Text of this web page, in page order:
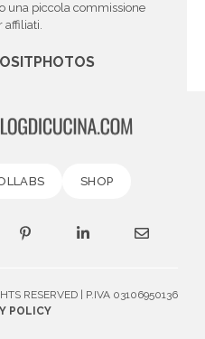
una piccola commissione
affiliati.
SHOP
RESERVED | P.IVA 03106950136
POLICY